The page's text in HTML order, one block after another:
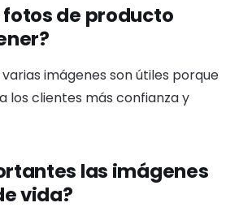
de producto
imágenes son útiles porque
los clientes más confianza y
las imágenes
vida?